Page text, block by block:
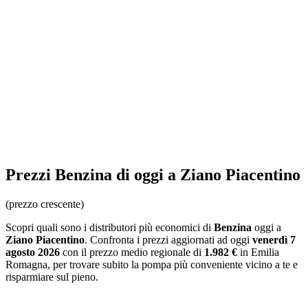
Prezzi Benzina di oggi a Ziano Piacentino
(prezzo crescente)
Scopri quali sono i distributori più economici di Benzina oggi a
Ziano Piacentino. Confronta i prezzi aggiornati ad oggi venerdì 7
agosto 2026 con il prezzo medio regionale di 1.982 € in Emilia
Romagna, per trovare subito la pompa più conveniente vicino a te e
risparmiare sul pieno.